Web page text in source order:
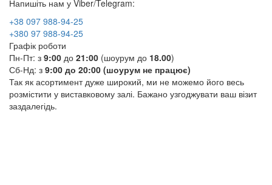
Напишіть нам у Viber/Telegram:
+38 097 988-94-25
+380 97 988-94-25
Графік роботи
Пн-Пт: з 9:00 до 21:00 (шоурум до 18.00)
Сб-Нд: з 9:00 до 20:00 (шоурум не працює)
Так як асортимент дуже широкий, ми не можемо його весь
розмістити у виставковому залі. Бажано узгоджувати ваш візит
заздалегідь.